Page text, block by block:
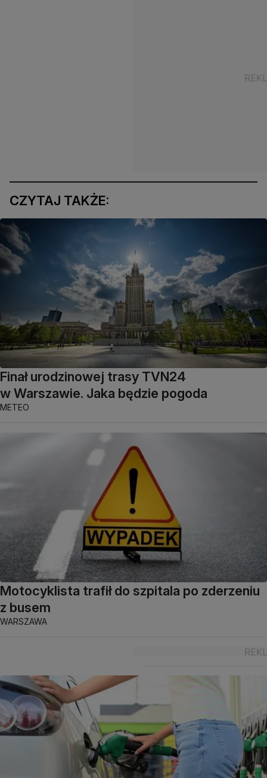
CZYTAJ TAKŻE:
Finał urodzinowej trasy TVN24
w Warszawie. Jaka będzie pogoda
METEO
Motocyklista trafił do szpitala po zderzeniu
z busem
WARSZAWA